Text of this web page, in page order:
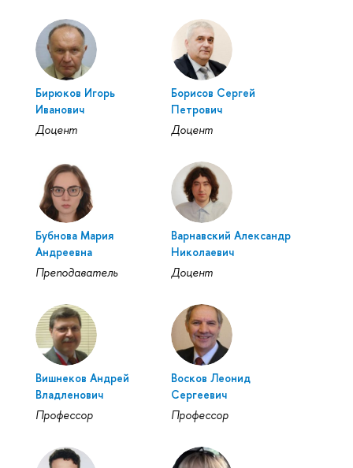
Бирюков Игорь
Иванович
Доцент
Борисов Сергей
Петрович
Доцент
Бубнова Мария
Андреевна
Преподаватель
Варнавский Александр
Николаевич
Доцент
Вишнеков Андрей
Владленович
Профессор
Восков Леонид
Сергеевич
Профессор